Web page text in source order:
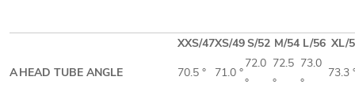
XXS/47XS/49S/52 M/54 L/56 XL/
AHEAD TUBE ANGLE 70.5 ° 71.0 °
72.0
°
72.5
°
73.0
°
73.3